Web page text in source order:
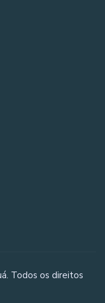
Todos os direitos